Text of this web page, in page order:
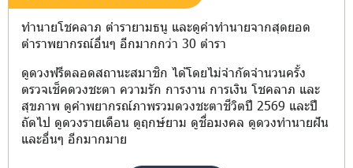
ทำนายโชคลาภ ตำรายามธนู และดูคำทำนายจากสุดยอด
ตำราพยากรณ์อื่นๆ อีกมากกว่า 30 ตำรา
ดูดวงฟรีตลอดสถานะสมาชิก ได้โดยไม่จำกัดจำนวนครั้ง
ตรวจเช็คดวงชะตา ความรัก การงาน การเงิน โชคลาภ และ
สุขภาพ ดูคำพยากรณ์ภาพรวมดวงชะตาชีวิตปี 2569 และปี
ถัดไป ดูดวงรายเดือน ดูฤกษ์ยาม ดูชื่อมงคล ดูดวงทำนายฝัน
และอื่นๆ อีกมากมาย